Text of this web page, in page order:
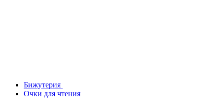
Бижутерия
Очки для чтения